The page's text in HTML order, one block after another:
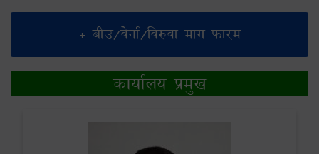
+ बीउ/वेर्ना/विरुवा माग फारम
कार्यालय प्रमुख